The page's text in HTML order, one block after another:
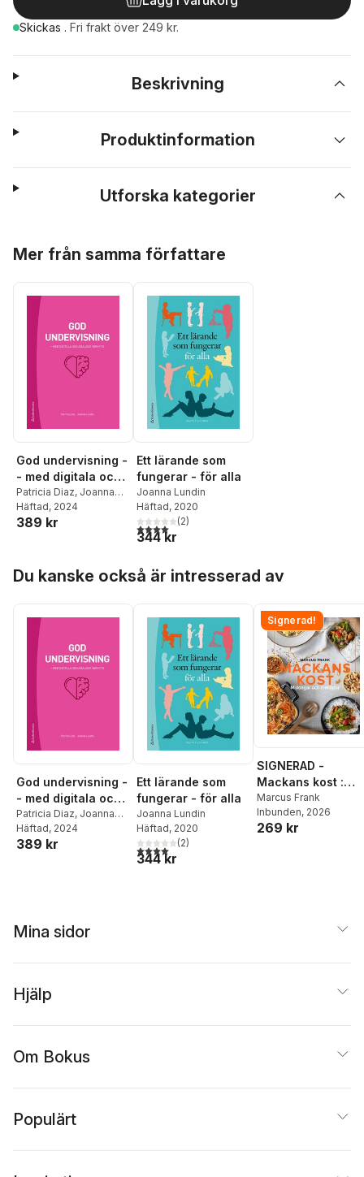
Skickas . Fri frakt över 249 kr.
Beskrivning
Produktinformation
Utforska kategorier
Mer från samma författare
God undervisning -
- med digitala och
analoga verktyg
Patricia Diaz, Joanna
Lundin
Häftad, 2024
389 kr
Ett lärande som
fungerar - för alla
Joanna Lundin
Häftad, 2020
4,0utav 5 stjärnor. Totalt antal röster:
(2)
344 kr
Du kanske också är intresserad av
God undervisning -
- med digitala och
analoga verktyg
Patricia Diaz, Joanna
Lundin
Häftad, 2024
389 kr
Ett lärande som
fungerar - för alla
Joanna Lundin
Häftad, 2020
4,0utav 5 stjärnor. Totalt antal röster:
(2)
344 kr
Signerad!
SIGNERAD -
Mackans kost :
Middagar och
matlådor
Marcus Frank
Inbunden, 2026
269 kr
Mina sidor
Hjälp
Om Bokus
Populärt